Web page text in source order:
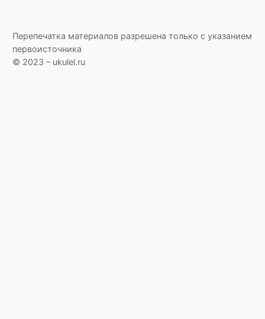
Перепечатка материалов разрешена только с указанием
первоисточника
© 2023 – ukulel.ru